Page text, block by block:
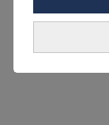
Vi använder
Nödvändiga